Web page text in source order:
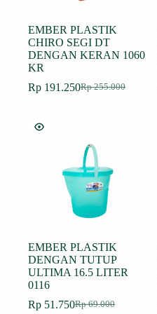
EMBER PLASTIK
CHIRO SEGI DT
DENGAN KERAN 1060
KR
Rp255.000
Harga
Rp 191.250Harga
Rp 191.250.
EMBER PLASTIK
DENGAN TUTUP
ULTIMA 16.5 LITER
0116
Rp69.000
Harga
Rp 51.750Harga